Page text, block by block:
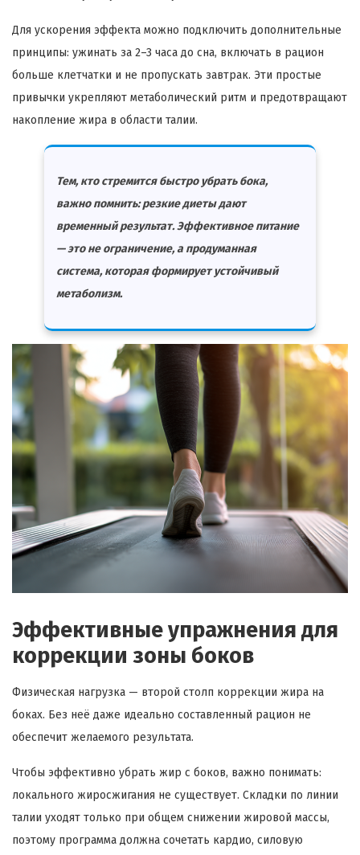
Для ускорения эффекта можно подключить дополнительные
принципы: ужинать за 2–3 часа до сна, включать в рацион
больше клетчатки и не пропускать завтрак. Эти простые
привычки укрепляют метаболический ритм и предотвращают
накопление жира в области талии.
Тем, кто стремится быстро убрать бока,
важно помнить: резкие диеты дают
временный результат. Эффективное питание
— это не ограничение, а продуманная
система, которая формирует устойчивый
метаболизм.
Эффективные упражнения для
коррекции зоны боков
Физическая нагрузка — второй столп коррекции жира на
боках. Без неё даже идеально составленный рацион не
обеспечит желаемого результата.
Чтобы эффективно убрать жир с боков, важно понимать:
локального жиросжигания не существует. Складки по линии
талии уходят только при общем снижении жировой массы,
поэтому программа должна сочетать кардио, силовую